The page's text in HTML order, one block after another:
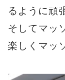
るように頑
そしてマッ
楽しくマッ